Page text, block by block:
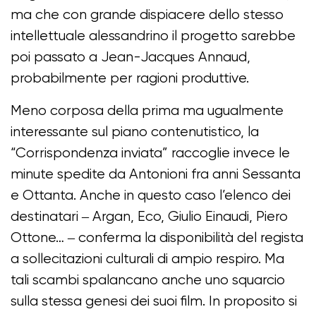
ma che con grande dispiacere dello stesso
intellettuale alessandrino il progetto sarebbe
poi passato a Jean-Jacques Annaud,
probabilmente per ragioni produttive.
Meno corposa della prima ma ugualmente
interessante sul piano contenutistico, la
“Corrispondenza inviata” raccoglie invece le
minute spedite da Antonioni fra anni Sessanta
e Ottanta. Anche in questo caso l’elenco dei
destinatari ‒ Argan, Eco, Giulio Einaudi, Piero
Ottone… ‒ conferma la disponibilità del regista
a sollecitazioni culturali di ampio respiro. Ma
tali scambi spalancano anche uno squarcio
sulla stessa genesi dei suoi film. In proposito si